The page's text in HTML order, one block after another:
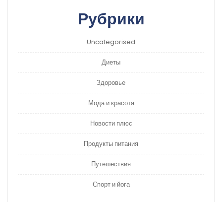
Рубрики
Uncategorised
Диеты
Здоровье
Мода и красота
Новости плюс
Продукты питания
Путешествия
Спорт и йога